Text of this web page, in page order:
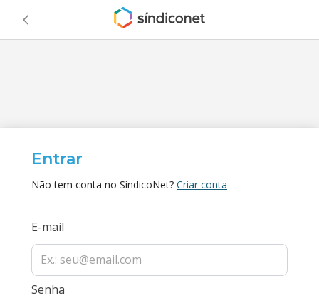
Entrar
Não tem conta no SíndicoNet? Criar conta
E-mail
Senha